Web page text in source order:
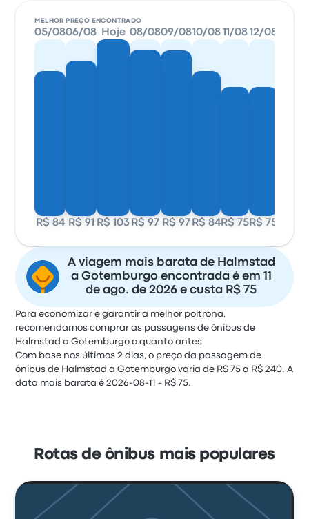
MELHOR PREÇO ENCONTRADO
05/08
R$ 84
06/08
R$ 91
Hoje
R$ 103
08/08
R$ 97
09/08
R$ 97
10/08
R$ 84
11/08
R$ 75
12/08
R$ 75
A viagem mais barata de Halmstad
a Gotemburgo encontrada é em 11
de ago. de 2026 e custa R$ 75
Para economizar e garantir a melhor poltrona,
recomendamos comprar as passagens de ônibus de
Halmstad a Gotemburgo o quanto antes.
Com base nos últimos 2 dias, o preço da passagem de
ônibus de Halmstad a Gotemburgo varia de R$ 75 a R$ 240. A
data mais barata é 2026-08-11 - R$ 75.
Rotas de ônibus mais populares